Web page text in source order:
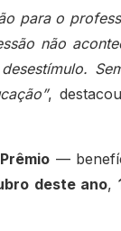
para o
não
,
—
deste ano,